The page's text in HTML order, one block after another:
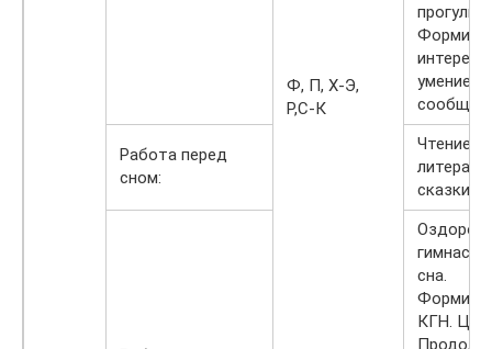
Ф, П, Х-Э,
Р,С-К
интерес
умение
сообща.
Работа перед
сном:
Чтение
сказки.
сна.
КГН.